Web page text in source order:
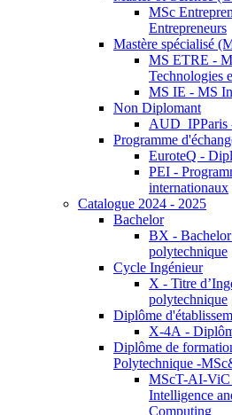
MSc
Entrepreneurs
Mastère spécialisé
MS ETRE -
Technologies
MS IE - MS
Non Diplomant
Programme
EuroteQ -
PEI -
internationaux
Catalogue 2024 - 2025
Bachelor
BX -
polytechnique
Cycle Ingénieur
X - Titre
polytechnique
Diplôme
X-4A -
Diplôme de
Polytechnique -
MScT-AI-
Intelligence
Computing